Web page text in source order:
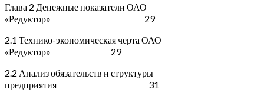
Глава 2 Денежные показатели ОАО
«Редуктор» 29
2.1 Технико-экономическая черта ОАО
«Редуктор» 29
2.2 Анализ обязательств и структуры
предприятия 31